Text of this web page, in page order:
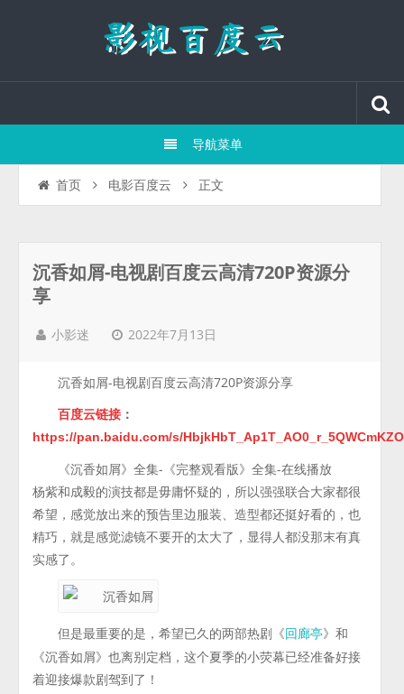
导航菜单
首页 电影百度云 正文
沉香如屑-电视剧百度云高清720P资源分
享
小影迷 2022年7月13日
沉香如屑-电视剧百度云高清720P资源分享
百度云链接 ：
https://pan.baidu.com/s/
《沉香如屑》全集-《完整观看版》全集-在线播放
杨紫和成毅的演技都是毋庸怀疑的，所以强强联合大家都很
希望，感觉放出来的预告里边服装、造型都还挺好看的，也
精巧，就是感觉滤镜不要开的太大了，显得人都没那末有真
实感了。
但是最重要的是，希望已久的两部热剧《回廊亭》和
《沉香如屑》也离别定档，这个夏季的小荧幕已经准备好接
着迎接爆款剧驾到了！